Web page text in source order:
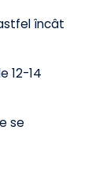
cu un
astfel încât
de 12-14